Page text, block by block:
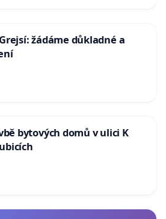
žádáme důkladné a
bytových domů v ulici K